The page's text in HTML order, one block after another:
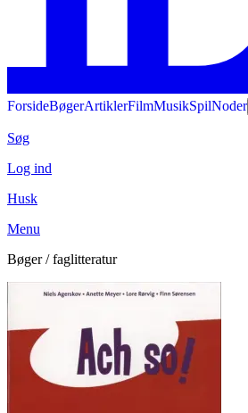
ForsideBøgerArtiklerFilmMusikSpilNoder
Søg
Log ind
Husk
Menu
Bøger / faglitteratur